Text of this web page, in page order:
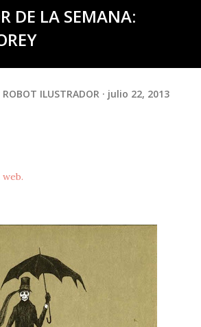
DE LA SEMANA:
ROBOT ILUSTRADOR julio 22, 2013